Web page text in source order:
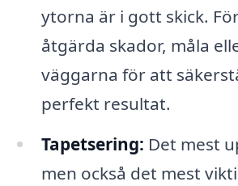
ytorna är i gott skick.
åtgärda skador, måla
väggarna för att
perfekt resultat.
Tapetsering: Det mest
men också det mest